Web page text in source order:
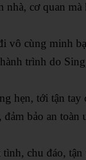
nhà, cơ quan
vô cùng minh
trình do
hẹn, tới tận tay
đảm bảo an toàn
chu đáo, tận